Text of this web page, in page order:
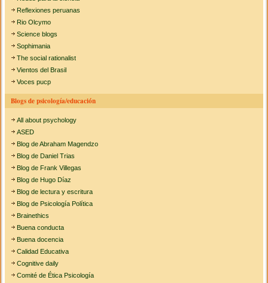
Reflexiones peruanas
Rio Olcymo
Science blogs
Sophimania
The social rationalist
Vientos del Brasil
Voces pucp
Blogs de psicología/educación
All about psychology
ASED
Blog de Abraham Magendzo
Blog de Daniel Trias
Blog de Frank Villegas
Blog de Hugo Díaz
Blog de lectura y escritura
Blog de Psicología Política
Brainethics
Buena conducta
Buena docencia
Calidad Educativa
Cognitive daily
Comité de Ética Psicología